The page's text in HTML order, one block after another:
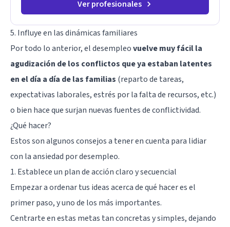
Ver profesionales
5. Influye en las dinámicas familiares
Por todo lo anterior, el desempleovuelve muy fácil la
agudización de los conflictos que ya estaban latentes
en el día a día de las familias (reparto de tareas,
expectativas laborales, estrés por la falta de recursos, etc.)
o bien hace que surjan nuevas fuentes de conflictividad.
¿Qué hacer?
Estos son algunos consejos a tener en cuenta para lidiar
con la ansiedad por desempleo.
1. Establece un plan de acción claro y secuencial
Empezar a ordenar tus ideas acerca de qué hacer es el
primer paso, y uno de los más importantes.
Centrarte en estas metas tan concretas y simples, dejando